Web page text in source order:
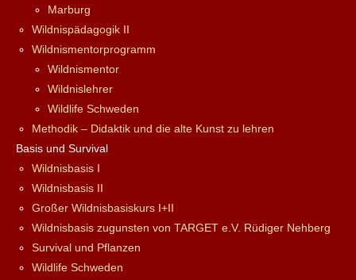
Marburg
Wildnispädagogik II
Wildnismentorprogramm
Wildnismentor
Wildnislehrer
Wildlife Schweden
Methodik – Didaktik und die alte Kunst zu lehren
Basis und Survival
Wildnisbasis I
Wildnisbasis II
Großer Wildnisbasiskurs I+II
Wildnisbasis zugunsten von TARGET e.V. Rüdiger Nehberg
Survival und Pflanzen
Wildlife Schweden